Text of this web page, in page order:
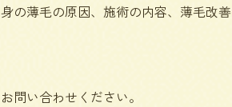
の薄毛の原因、施術の内容、薄毛改善
問い合わせください。